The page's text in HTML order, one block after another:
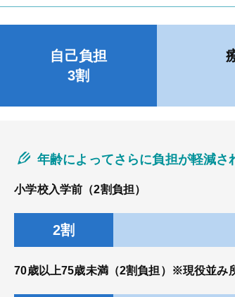
自己負担
3割
年齢によってさらに負担が軽減さ
小学校入学前（2割負担）
2割
70歳以上75歳未満（2割負担）※現役並み